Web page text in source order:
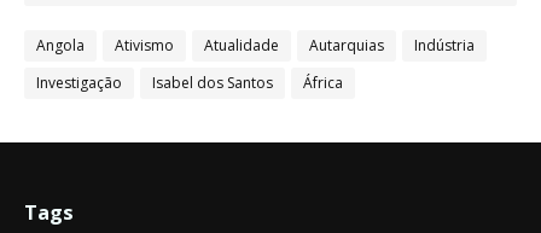
Angola Ativismo Atualidade Autarquias
Indústria
Investigação
Isabel dos Santos África
Tags